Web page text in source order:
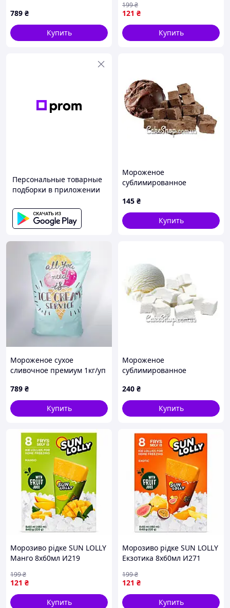
мс00001ёё
789 ₴
Купить
121 ₴
199₴
Купить
Персональные товарные
подборки в приложении
Мороженое
сублимированное
145 ₴
Купить
Мороженое сухое
сливочное премиум 1кг/уп
мс00001ёё
789 ₴
Купить
Мороженое
сублимированное
240 ₴
Купить
Морозиво рідке SUN LOLLY
Манго 8х60мл И219
121 ₴
199₴
Купить
Морозиво рідке SUN LOLLY
Екзотика 8х60мл И271
121 ₴
199₴
Купить